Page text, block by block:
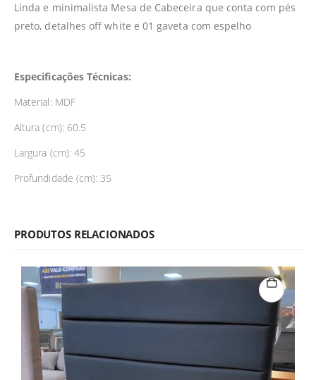
Linda e minimalista Mesa de Cabeceira que conta com pés
preto, detalhes off white e 01 gaveta com espelho
Especificações Técnicas:
Material: MDF
Altura (cm): 60.5
Largura (cm): 45
Profundidade (cm): 35
PRODUTOS RELACIONADOS